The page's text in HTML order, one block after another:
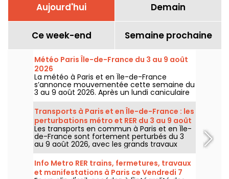
Aujourd'hui Demain
Ce week-end Semaine prochaine
Météo Paris Île-de-France du 3 au 9 août
2026
La météo à Paris et en Île-de-France
s’annonce mouvementée cette semaine du
3 au 9 août 2026. Après un lundi caniculaire
marqué par un risque d’orages, les
températures vont progressivement baisser
avant le retour d’un temps plus chaud et
ensoleillé pour le week-end.
Transports à Paris et en Île-de-France : les
perturbations métro et RER du 3 au 9 août
2026
Les transports en commun à Paris et en Île-
de-France sont fortement perturbés du 3
au 9 août 2026, avec les grands travaux
d'été qui impactent très durement
certaines lignes, selon la RATP et SNCF.
Info Metro RER trains, fermetures, travaux
et manifestations à Paris ce Vendredi 7